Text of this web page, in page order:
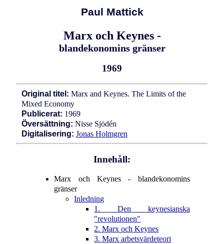
Paul Mattick
Marx och Keynes -
blandekonomins gränser
1969
Original titel: Marx and Keynes. The Limits of the
Mixed Economy
Publicerat: 1969
Översättning: Nisse Sjödén
Digitalisering: Jonas Holmgren
Innehåll:
Marx och Keynes - blandekonomins
gränser
Inledning
1. Den keynesianska
"revolutionen"
2. Marx och Keynes
3. Marx arbetsvärdeteori